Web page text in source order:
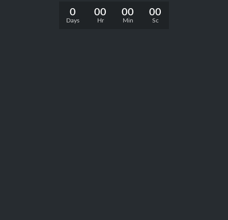
0
Days
00
Hr
00
Min
00
Sc